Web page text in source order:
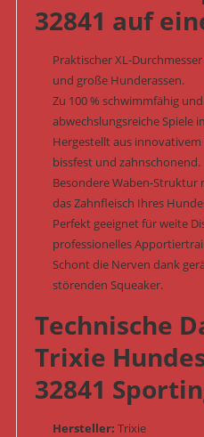
32841 auf
Praktischer XL-
und große Hunderassen.
Zu 100 % schwimmfähig
abwechslungsreiche Spiele
Hergestellt aus innovativem
bissfest und zahnschonend.
Besondere Waben-Struktur
das Zahnfleisch Ihres
Perfekt geeignet für weite
professionelles
Schont die Nerven dank
störenden Squeaker.
Technische
Trixie
32841
Hersteller: Trixie